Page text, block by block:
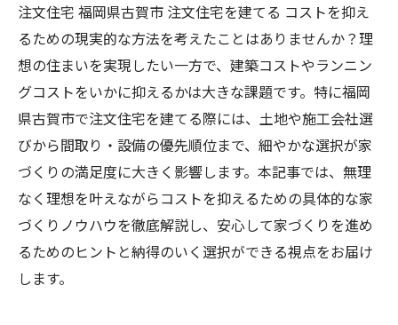
注文住宅 福岡県古賀市 注文住宅を建てる コストを抑え
るための現実的な方法を考えたことはありませんか？理
想の住まいを実現したい一方で、建築コストやランニン
グコストをいかに抑えるかは大きな課題です。特に福岡
県古賀市で注文住宅を建てる際には、土地や施工会社選
びから間取り・設備の優先順位まで、細やかな選択が家
づくりの満足度に大きく影響します。本記事では、無理
なく理想を叶えながらコストを抑えるための具体的な家
づくりノウハウを徹底解説し、安心して家づくりを進め
るためのヒントと納得のいく選択ができる視点をお届け
します。